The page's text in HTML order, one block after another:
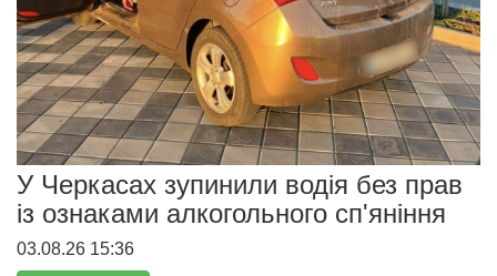
У Черкасах зупинили водія без прав
із ознаками алкогольного сп'яніння
03.08.26 15:36